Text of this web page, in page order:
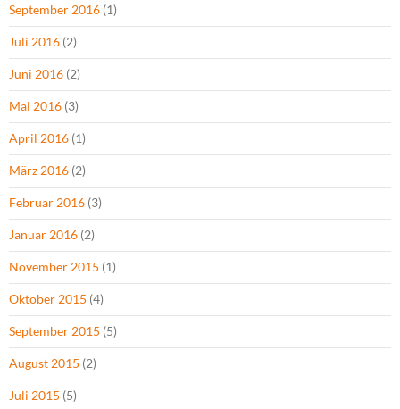
September 2016 (1)
Juli 2016 (2)
Juni 2016 (2)
Mai 2016 (3)
April 2016 (1)
März 2016 (2)
Februar 2016 (3)
Januar 2016 (2)
November 2015 (1)
Oktober 2015 (4)
September 2015 (5)
August 2015 (2)
Juli 2015 (5)